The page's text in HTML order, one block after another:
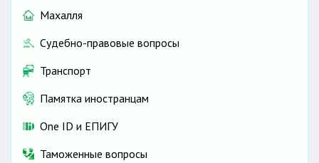
Махалля
Судебно-правовые вопросы
Транспорт
Памятка иностранцам
One ID и ЕПИГУ
Таможенные вопросы